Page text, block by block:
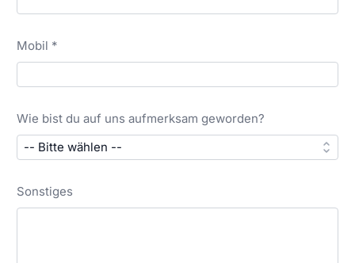
Mobil *
Wie bist du auf uns aufmerksam geworden?
Sonstiges